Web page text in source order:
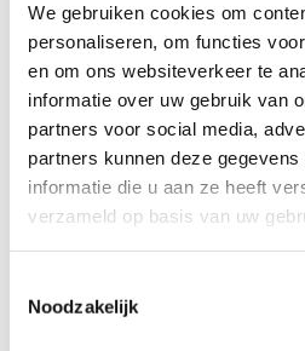
We gebruiken cookies om
personaliseren, om functies
en om ons websiteverkeer te
informatie over uw gebruik van
partners voor social media,
partners kunnen deze
informatie die u aan ze heeft
verzameld op basis van uw
Noodzakelijk
voor zowel onze atleten als de
technisch directeur Henry
ook blij dat zowel de KNZB als
bereidheid heeft ons als NTB
onze topsportambities in
ontwikkelingen.”